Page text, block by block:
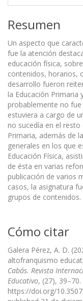
Resumen
Un aspecto que
fue la atención
educación física,
contenidos, horarios,
desarrollo fueron
la Educación Primaria
probablemente no
estuviera a cargo de
no sucedía en el resto
Primaria, además de
generales en los que
Educación Física,
de ésta en varias
publicación de varios
casos, la asignatura
grupos de contenidos.
Cómo citar
Galera Pérez, A. D.
altofranquismo
Cabás. Revista
Educativo, (27), 39–70.
https://doi.org/